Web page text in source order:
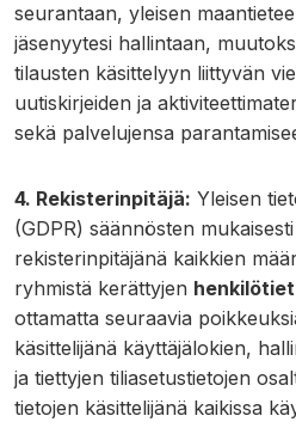
seurantaan, yleisen
jäsenyytesi hallintaan,
tilausten käsittelyyn liittyvän
uutiskirjeiden ja
sekä palvelujensa
4. Rekisterinpitäjä: Yleisen
(GDPR) säännösten
rekisterinpitäjänä kaikkien
ryhmistä kerättyjen
ottamatta seuraavia
käsittelijänä käyttäjälokien,
ja tiettyjen tiliasetustietojen
tietojen käsittelijänä kaikissa